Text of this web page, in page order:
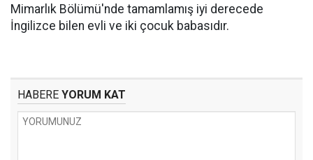
Mimarlık Bölümü'nde tamamlamış iyi derecede
İngilizce bilen evli ve iki çocuk babasıdır.
HABERE YORUM KAT